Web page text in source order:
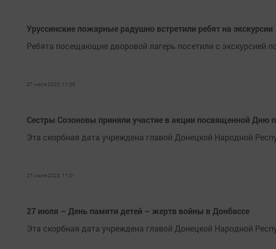
Уруссинские пожарные радушно встретили ребят на экскурсии
Ребята посещающие дворовой лагерь посетили с экскурсией
27 июля 2023, 11:09
Сестры Созоновы приняли участие в акции посвященной Дню
Эта скорбная дата учреждена главой Донецкой Народной
27 июля 2023, 11:01
27 июля – День памяти детей – жертв войны в Донбассе
Эта скорбная дата учреждена главой Донецкой Народной